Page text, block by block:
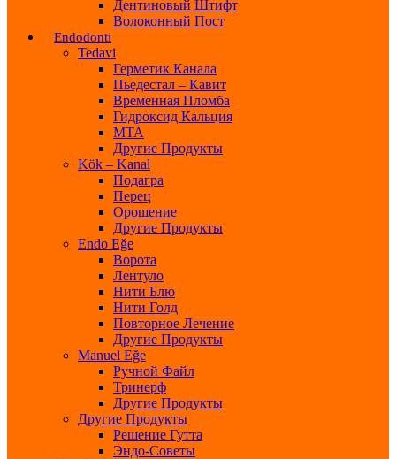
Дентиновый Штифт
Волоконный Пост
Endodonti
Tedavi
Герметик Канала
Пьедестал – Кавит
Временная Пломба
Гидроксид Кальция
МТА
Другие Продукты
Kök – Kanal
Подагра
Перец
Орошение
Другие Продукты
Endo Eğe
Ворота
Лентуло
Нити Блю
Нити Голд
Повторное Лечение
Другие Продукты
Manuel Eğe
Ручной Файл
Тринерф
Другие Продукты
Другие Продукты
Решение Гутта
Эндо-Советы